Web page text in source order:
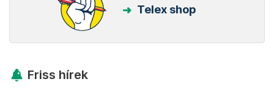
Telex shop
Friss hírek